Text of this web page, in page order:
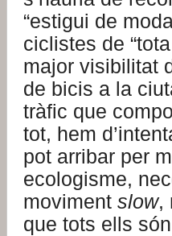
“estigui de
ciclistes de
major visibilitat
de bicis a la
tràfic que
tot, hem
pot arribar per
ecologisme,
moviment slow,
que tots ells